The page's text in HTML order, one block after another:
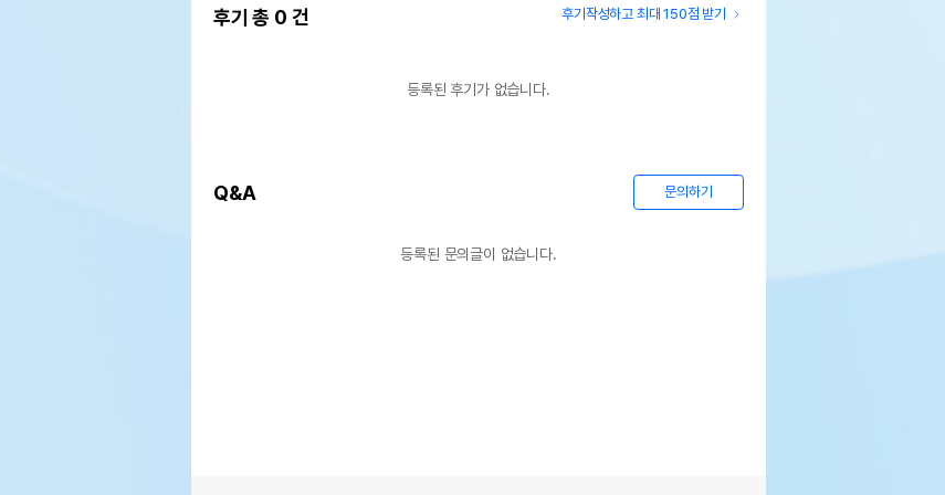
후기 총 0 건 후기작성하고 최대 150점 받기
등록된 후기가 없습니다.
Q&A 문의하기
등록된 문의글이 없습니다.